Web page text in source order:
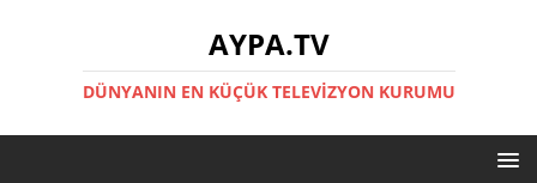
AYPA.TV
DÜNYANIN EN KÜÇÜK TELEVIZYON KURUMU